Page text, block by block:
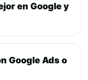
en Google y
Google Ads o